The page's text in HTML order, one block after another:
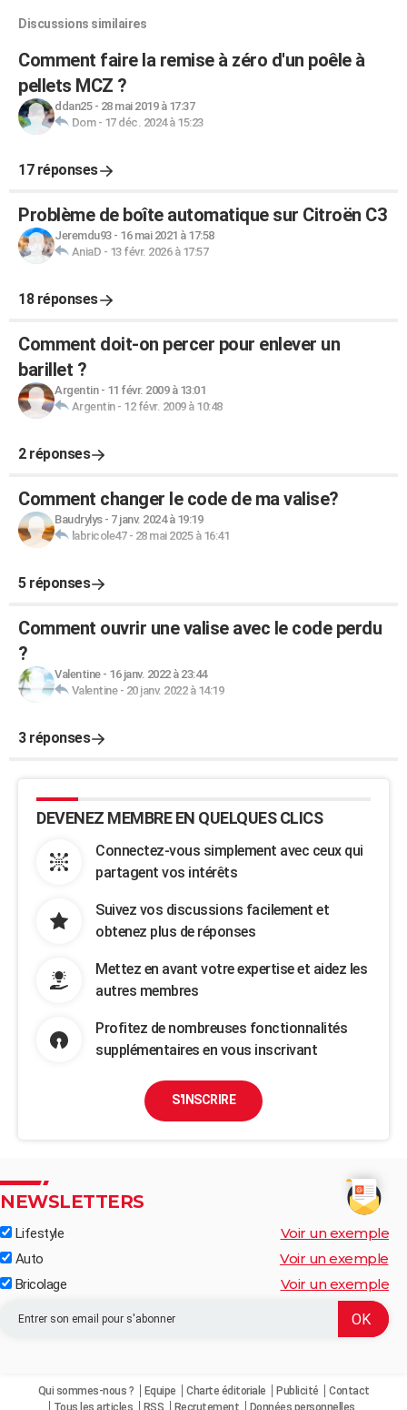
Discussions similaires
Comment faire la remise à zéro d'un poêle à
pellets MCZ ?
ddan25- 28 mai 2019 à 17:37
Dom- 17 déc. 2024 à 15:23
17 réponses
Problème de boîte automatique sur Citroën C3
Jeremdu93- 16 mai 2021 à 17:58
AniaD - 13 févr. 2026 à 17:57
18 réponses
Comment doit-on percer pour enlever un
barillet ?
Argentin- 11 févr. 2009 à 13:01
Argentin- 12 févr. 2009 à 10:48
2 réponses
Comment changer le code de ma valise?
Baudrylys- 7 janv. 2024 à 19:19
labricole47- 28 mai 2025 à 16:41
5 réponses
Comment ouvrir une valise avec le code perdu
?
Valentine- 16 janv. 2022 à 23:44
Valentine- 20 janv. 2022 à 14:19
3 réponses
DEVENEZ MEMBRE EN QUELQUES CLICS
Connectez-vous simplement avec ceux qui
partagent vos intérêts
Suivez vos discussions facilement et
obtenez plus de réponses
Mettez en avant votre expertise et aidez les
autres membres
Profitez de nombreuses fonctionnalités
supplémentaires en vous inscrivant
S'INSCRIRE
NEWSLETTERS
Lifestyle Voir un exemple
Auto Voir un exemple
Bricolage Voir un exemple
Qui sommes-nous ? Equipe Charte éditoriale Publicité
Contact
Tous les articles
RSS Recrutement Données personnelles